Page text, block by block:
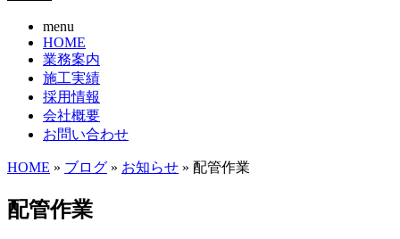
menu
HOME
業務案内
施工実績
採用情報
会社概要
お問い合わせ
HOME » ブログ » お知らせ » 配管作業
配管作業